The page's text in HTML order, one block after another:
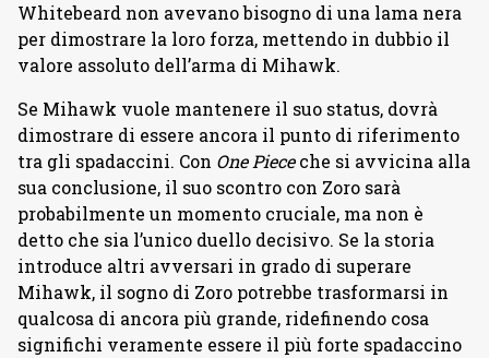
Whitebeard non avevano bisogno di una lama nera
per dimostrare la loro forza, mettendo in dubbio il
valore assoluto dell’arma di Mihawk.
Se Mihawk vuole mantenere il suo status, dovrà
dimostrare di essere ancora il punto di riferimento
tra gli spadaccini. Con One Pieceche si avvicina alla
sua conclusione, il suo scontro con Zoro sarà
probabilmente un momento cruciale, ma non è
detto che sia l’unico duello decisivo. Se la storia
introduce altri avversari in grado di superare
Mihawk, il sogno di Zoro potrebbe trasformarsi in
qualcosa di ancora più grande, ridefinendo cosa
significhi veramente essere il più forte spadaccino